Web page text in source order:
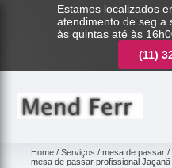
Estamos localizados
atendimento de seg a
às quintas até às
(11)
Home Serviços mesa de passar
mesa de passar profissional Jaçanã